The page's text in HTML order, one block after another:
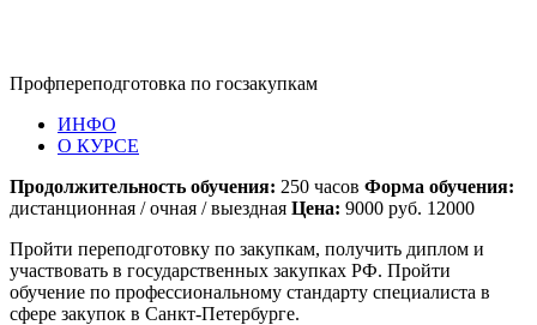
Профпереподготовка по госзакупкам
ИНФО
О КУРСЕ
Продолжительность обучения: 250 часов Форма обучения:
дистанционная / очная / выездная Цена: 9000 руб. 12000
Пройти переподготовку по закупкам, получить диплом и
участвовать в государственных закупках РФ. Пройти
обучение по профессиональному стандарту специалиста в
сфере закупок в Санкт-Петербурге.